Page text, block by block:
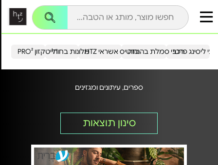
הייטקזון PRO²מלונות בחו"ל כרטיס אשראי HTZ ליסינג פרטירכבי סמלת בהנחה
ספרים, עיתונים ומגזינים
סינון תוצאות